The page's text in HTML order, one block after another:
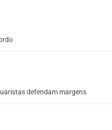
defendam margens